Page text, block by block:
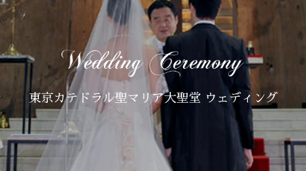
東京カテドラル聖マリア大聖堂 ウェディング